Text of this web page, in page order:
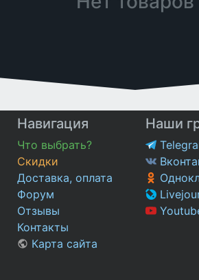
Навигация
Что выбрать?
Скидки
Доставка, оплата
Форум
Отзывы
Контакты
Карта сайта
Наши